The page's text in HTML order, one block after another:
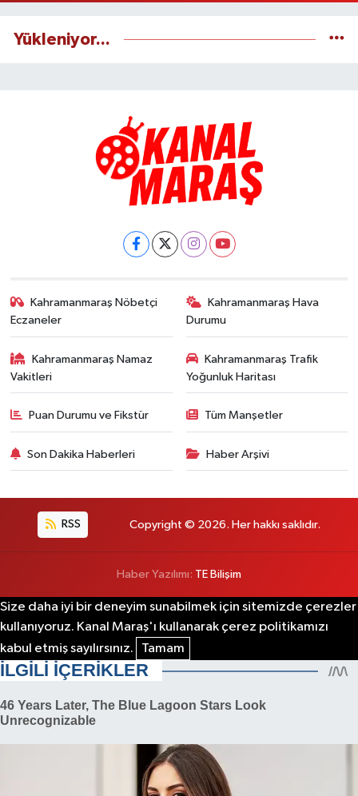
Yükleniyor...
Kahramanmaraş Nöbetçi
Eczaneler
Kahramanmaraş Hava
Durumu
Kahramanmaraş Namaz
Vakitleri
Kahramanmaraş Trafik
Yoğunluk Haritası
Puan Durumu ve Fikstür Tüm Manşetler
Son Dakika Haberleri Haber Arşivi
RSS Copyright © 2026. Her hakkı saklıdır.
Haber Yazılımı: TE Bilişim
Size daha iyi bir deneyim sunabilmek için sitemizde çerezler
kullanıyoruz. Kanal Maraş'ı kullanarak çerez politikamızı
kabul etmiş sayılırsınız.
Tamam